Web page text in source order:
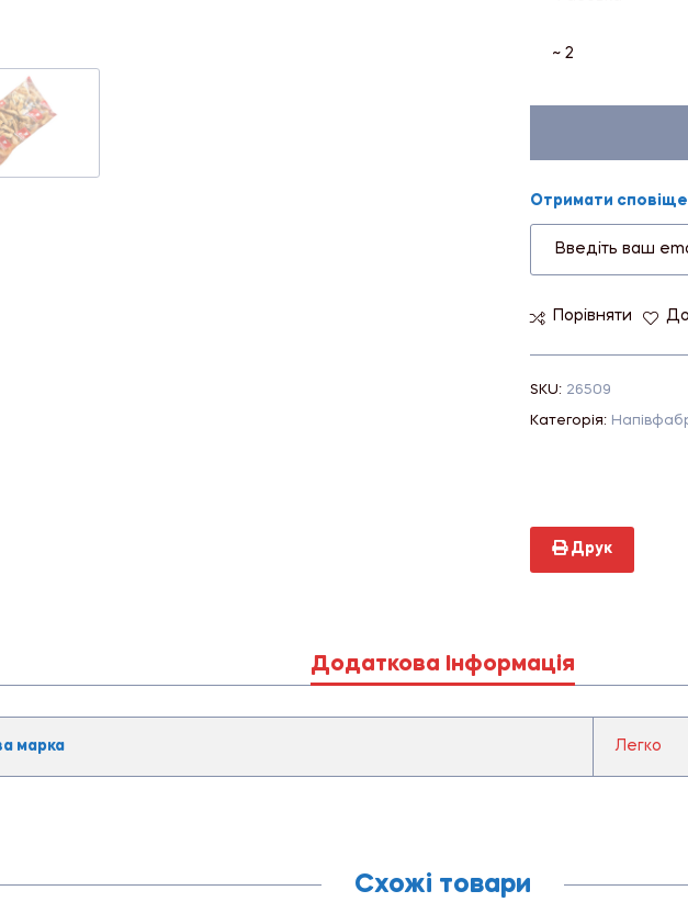
~ 2
Отримати
Порівняти
SKU: 26509
Категорія:
Друк
Додаткова Інформація
марка Легко
Схожі товари